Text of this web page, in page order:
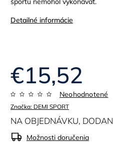
Detailné informácie
Značka: DEMI SPORT
Neohodnotené
€15,52
NA OBJEDNÁVKU,
Možnosti doručenia